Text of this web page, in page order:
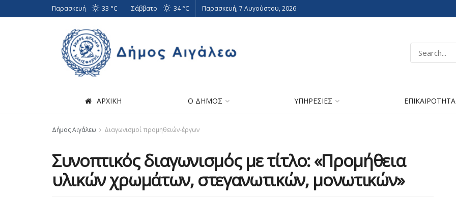
Παρασκευή 33 °C Σάββατο 34 °C Παρασκευή, 7 Αυγούστου, 2026
ΑΡΧΙΚΗ Ο ΔΗΜΟΣ ΥΠΗΡΕΣΙΕΣ ΕΠΙΚΑΙΡΟΤΗΤΑ
Δήμος Αιγάλεω Διαγωνισμοί προμηθειών-έργων
Συνοπτικός διαγωνισμός με τίτλο: «Προμήθεια
υλικών χρωμάτων, στεγανωτικών, μονωτικών»